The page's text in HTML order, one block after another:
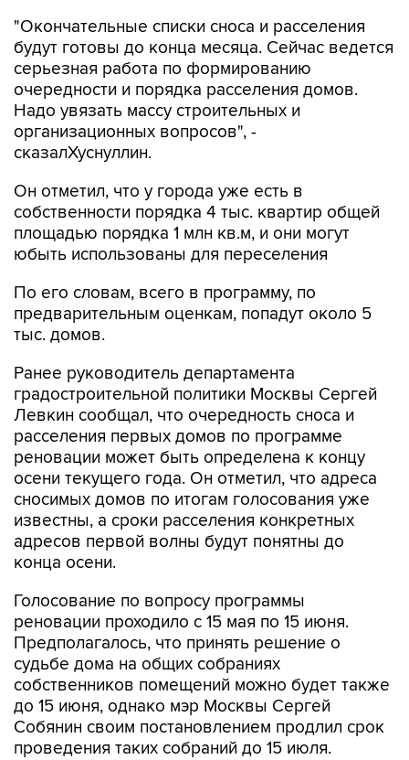
"Окончательные списки сноса и расселения
будут готовы до конца месяца. Сейчас ведется
серьезная работа по формированию
очередности и порядка расселения домов.
Надо увязать массу строительных и
организационных вопросов", -
сказалХуснуллин.
Он отметил, что у города уже есть в
собственности порядка 4 тыс. квартир общей
площадью порядка 1 млн кв.м, и они могут
юбыть использованы для переселения
По его словам, всего в программу, по
предварительным оценкам, попадут около 5
тыс. домов.
Ранее руководитель департамента
градостроительной политики Москвы Сергей
Левкин сообщал, что очередность сноса и
расселения первых домов по программе
реновации может быть определена к концу
осени текущего года. Он отметил, что адреса
сносимых домов по итогам голосования уже
известны, а сроки расселения конкретных
адресов первой волны будут понятны до
конца осени.
Голосование по вопросу программы
реновации проходило с 15 мая по 15 июня.
Предполагалось, что принять решение о
судьбе дома на общих собраниях
собственников помещений можно будет также
до 15 июня, однако мэр Москвы Сергей
Собянин своим постановлением продлил срок
проведения таких собраний до 15 июля.